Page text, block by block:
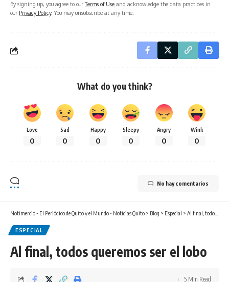
By signing up, you agree to ourTerms of Use and acknowledge the data practices in
our Privacy Policy. You may unsubscribe at any time.
What do you think?
Love
0
Sad
0
Happy
0
Sleepy
0
Angry
0
Wink
0
No hay comentarios
Notimercio - El Periódico de Quito y el Mundo - Noticias Quito > Blog > Especial > Al final, todos queremos ser el lobo
ESPECIAL
Al final, todos queremos ser el lobo
5 Min Read